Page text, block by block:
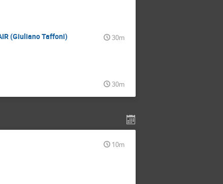
(Giuliano Taffoni)
30m
30m
10m